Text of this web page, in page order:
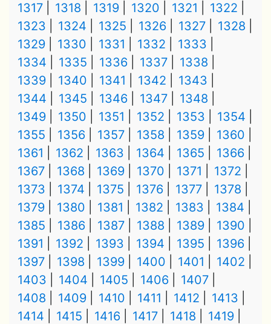
1317
1318 1319 1320 1321
1322
1323
1324 1325 1326 1327
1328
1329
1330 1331 1332
1333
1334
1335 1336 1337
1338
1339
1340 1341 1342
1343
1344
1345 1346 1347
1348
1349
1350 1351 1352 1353
1354
1355
1356 1357 1358 1359
1360
1361
1362 1363 1364 1365
1366
1367
1368 1369 1370 1371
1372
1373
1374 1375 1376 1377
1378
1379
1380 1381 1382 1383
1384
1385
1386 1387 1388 1389
1390
1391
1392 1393 1394 1395
1396
1397
1398 1399 1400 1401
1402
1403
1404 1405 1406
1407
1408
1409 1410 1411 1412
1413
1414
1415 1416 1417 1418
1419